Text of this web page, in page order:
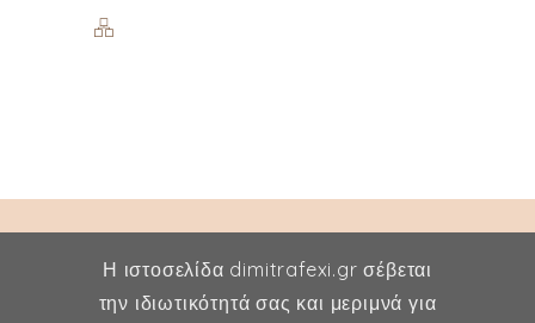
Η ιστοσελίδα dimitrafexi.gr σέβεται
την ιδιωτικότητά σας και μεριμνά για